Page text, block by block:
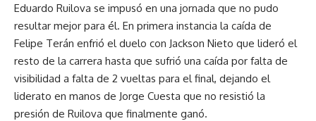
Eduardo Ruilova se impusó en una jornada que no pudo
resultar mejor para él. En primera instancia la caída de
Felipe Terán enfrió el duelo con Jackson Nieto que lideró el
resto de la carrera hasta que sufrió una caída por falta de
visibilidad a falta de 2 vueltas para el final, dejando el
liderato en manos de Jorge Cuesta que no resistió la
presión de Ruilova que finalmente ganó.